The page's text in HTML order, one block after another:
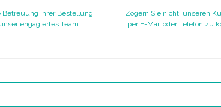
Betreuung Ihrer Bestellung
engagiertes Team
Zögern Sie nicht, unseren
per E-Mail oder Telefon zu